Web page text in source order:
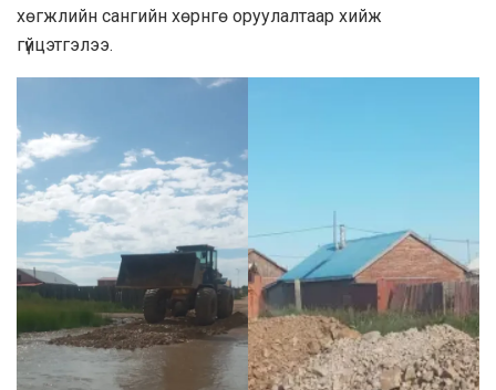
хөгжлийн сангийн хөрнгө оруулалтаар хийж
гүйцэтгэлээ.